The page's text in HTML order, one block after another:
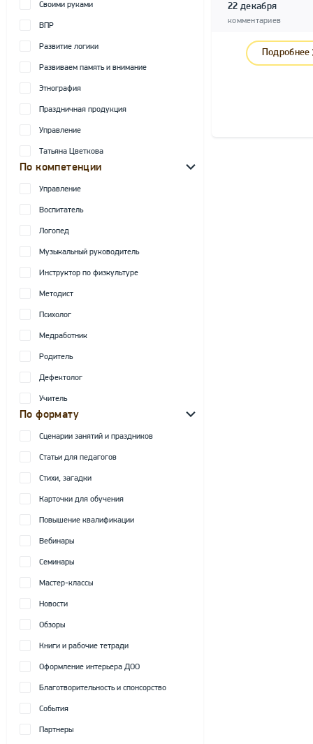
Своими руками
ВПР
Развитие логики
Развиваем память и внимание
Этнография
Праздничная продукция
Управление
Татьяна Цветкова
По компетенции
Управление
Воспитатель
Логопед
Музыкальный руководитель
Инструктор по физкультуре
Методист
Психолог
Медработник
Родитель
Дефектолог
Учитель
По формату
Сценарии занятий и праздников
Статьи для педагогов
Стихи, загадки
Карточки для обучения
Повышение квалификации
Вебинары
Семинары
Мастер-классы
Новости
Обзоры
Книги и рабочие тетради
Оформление интерьера ДОО
Благотворительность и спонсорство
События
Партнеры
22 декабря
комментариев
Подробнее